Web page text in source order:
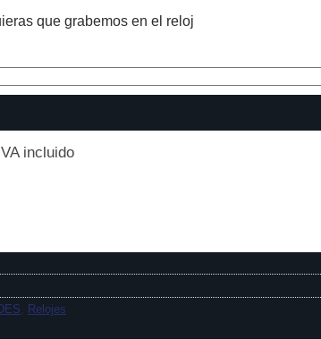
que grabemos en el reloj
incluido
Relojes